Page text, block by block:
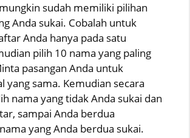
sudah memiliki pilihan
Anda sukai. Cobalah untuk
Anda hanya pada satu
pilih 10 nama yang paling
pasangan Anda untuk
yang sama. Kemudian secara
nama yang tidak Anda sukai dan
sampai Anda berdua
yang Anda berdua sukai.